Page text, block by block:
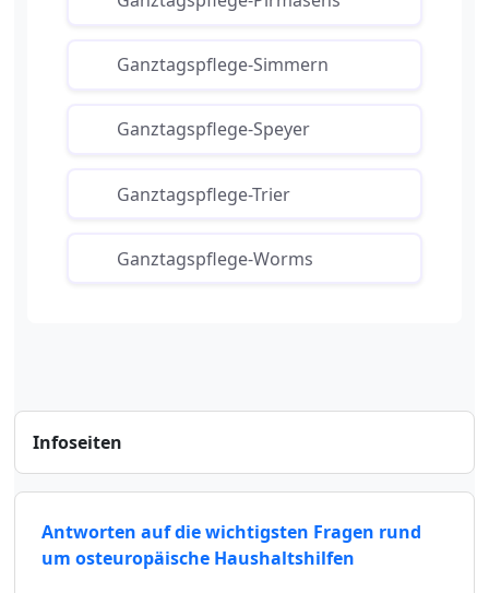
Ganztagspflege-Simmern
Ganztagspflege-Speyer
Ganztagspflege-Trier
Ganztagspflege-Worms
Infoseiten
Antworten auf die wichtigsten Fragen rund
um osteuropäische Haushaltshilfen